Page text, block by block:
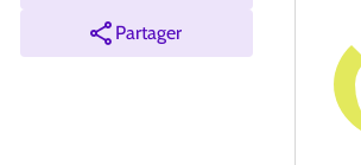
Partager